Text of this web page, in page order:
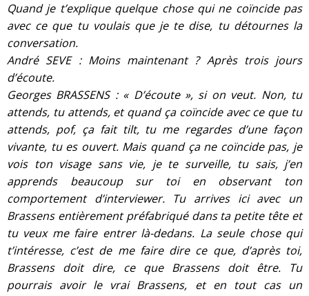
Quand je t’explique quelque chose qui ne coïncide pas
avec ce que tu voulais que je te dise, tu détournes la
conversation.
André SEVE : Moins maintenant ? Après trois jours
d’écoute.
Georges BRASSENS : « D’écoute », si on veut. Non, tu
attends, tu attends, et quand ça coïncide avec ce que tu
attends, pof, ça fait tilt, tu me regardes d’une façon
vivante, tu es ouvert. Mais quand ça ne coïncide pas, je
vois ton visage sans vie, je te surveille, tu sais, j’en
apprends beaucoup sur toi en observant ton
comportement d’interviewer. Tu arrives ici avec un
Brassens entièrement préfabriqué dans ta petite tête et
tu veux me faire entrer là-dedans. La seule chose qui
t’intéresse, c’est de me faire dire ce que, d’après toi,
Brassens doit dire, ce que Brassens doit être. Tu
pourrais avoir le vrai Brassens, et en tout cas un